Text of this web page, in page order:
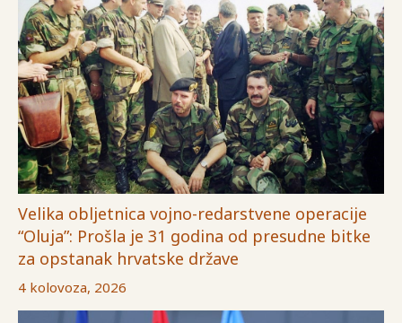
Velika obljetnica vojno-redarstvene operacije
“Oluja”: Prošla je 31 godina od presudne bitke
za opstanak hrvatske države
4 kolovoza, 2026